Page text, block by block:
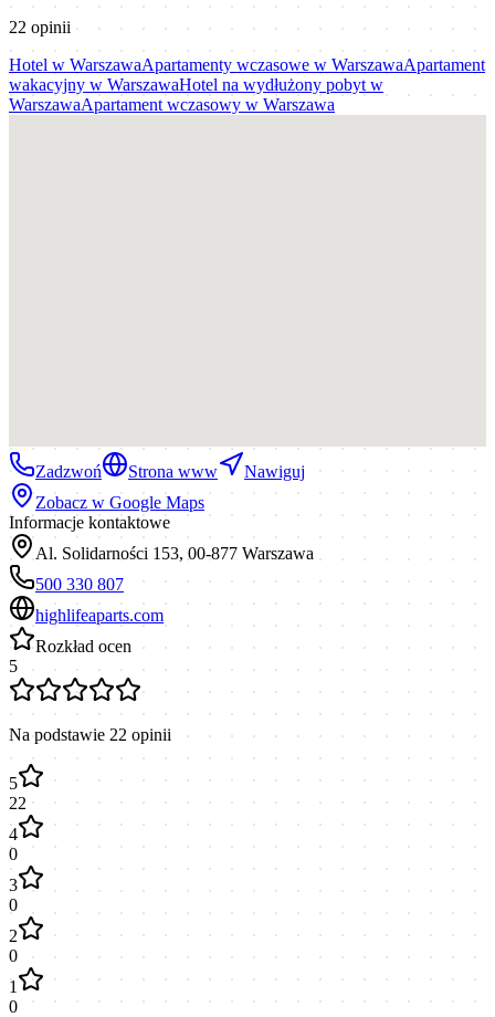
22 opinii
Hotel w WarszawaApartamenty wczasowe w WarszawaApartament
wakacyjny w WarszawaHotel na wydłużony pobyt w
WarszawaApartament wczasowy w Warszawa
Zadzwoń Strona www
Nawiguj
Zobacz w Google Maps
Informacje kontaktowe
Al. Solidarności 153, 00-877 Warszawa
500 330 807
highlifeaparts.com
Rozkład ocen
5
Na podstawie 22 opinii
5
22
4
0
3
0
2
0
1
0